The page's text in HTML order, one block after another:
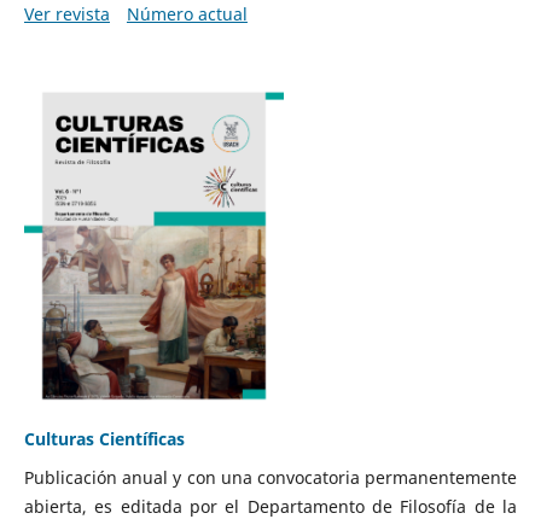
Ver revista
Número actual
Culturas Científicas
Publicación anual y con una convocatoria permanentemente
abierta, es editada por el Departamento de Filosofía de la